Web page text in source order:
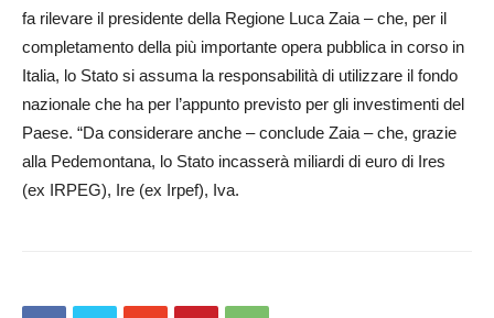
fa rilevare il presidente della Regione Luca Zaia – che, per il
completamento della più importante opera pubblica in corso in
Italia, lo Stato si assuma la responsabilità di utilizzare il fondo
nazionale che ha per l’appunto previsto per gli investimenti del
Paese. “Da considerare anche – conclude Zaia – che, grazie
alla Pedemontana, lo Stato incasserà miliardi di euro di Ires
(ex IRPEG), Ire (ex Irpef), Iva.